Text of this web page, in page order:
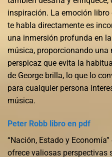
inspiración. La emoción
te habla directamente es
una inmersión profunda en
música, proporcionando
perspicaz que evita la
de George brilla, lo que lo
para cualquier persona
música.
Peter Robb libro en pdf
“Nación, Estado y
ofrece valiosas perspectivas